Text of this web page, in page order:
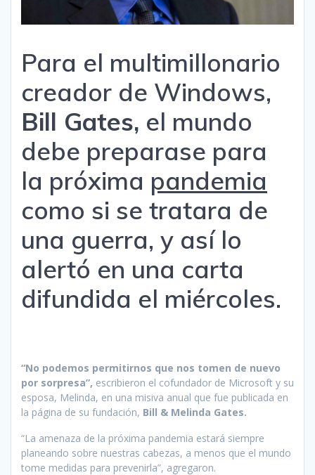
Para el multimillonario
creador de Windows,
Bill Gates, el mundo
debe preparase para
la próxima pandemia
como si se tratara de
una guerra, y así lo
alertó en una carta
difundida el miércoles.
“No podemos permitirnos que nos tomen de nuevo
por sorpresa”, escribieron el cofundador de Microsoft y su
esposa, Melinda, en una misiva anual que fue publicada en
la página de su fundación, Bill & Melinda Gates.
“La amenaza de la próxima pandemia estará siempre
planeando sobre nuestras cabezas, a menos que el mundo
tome medidas para prevenirla”, agregaron.